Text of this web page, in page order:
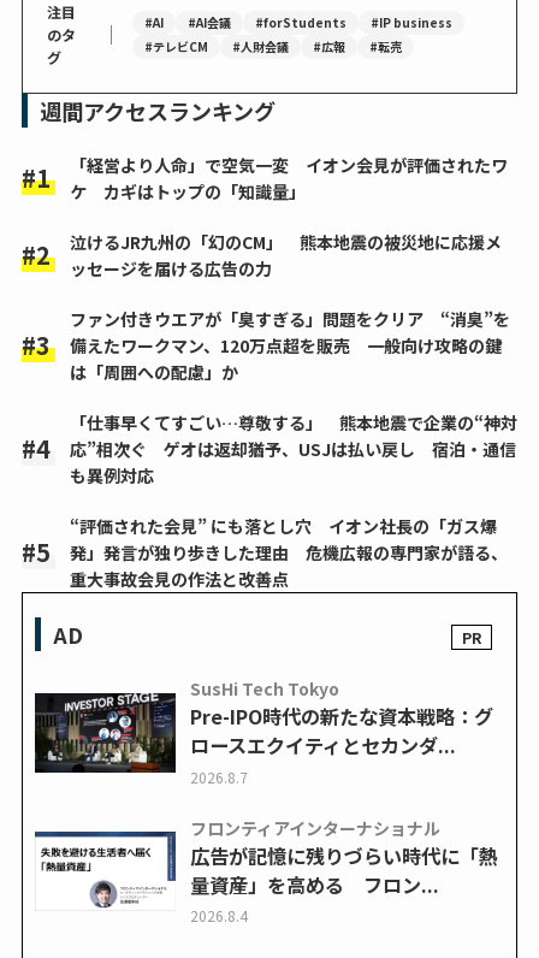
注目
のタ
グ
｜ #AI #AI会議 #forStudents
#IP business
#テレビCM
#人財会議 #広報 #転売
週間アクセスランキング
「経営より人命」で空気一変 イオン会見が評価されたワ
ケ カギはトップの「知識量」
泣けるJR九州の「幻のCM」 熊本地震の被災地に応援メ
ッセージを届ける広告の力
ファン付きウエアが「臭すぎる」問題をクリア “消臭”を
備えたワークマン、120万点超を販売 一般向け攻略の鍵
は「周囲への配慮」か
「仕事早くてすごい…尊敬する」 熊本地震で企業の“神対
応”相次ぐ ゲオは返却猶予、USJは払い戻し 宿泊・通信
も異例対応
“評価された会見” にも落とし穴 イオン社長の「ガス爆
発」発言が独り歩きした理由 危機広報の専門家が語る、
重大事故会見の作法と改善点
AD
SusHi Tech Tokyo
Pre-IPO時代の新たな資本戦略：グ
ロースエクイティとセカンダ...
2026.8.7
フロンティアインターナショナル
広告が記憶に残りづらい時代に「熱
量資産」を高める フロン...
2026.8.4